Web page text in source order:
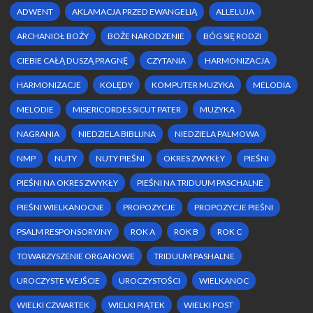
ARCHANIOŁ BOŻY BOŻE NARODZENIE BÓG SIĘ RODZI
CIEBIE CAŁĄ DUSZĄ PRAGNĘ CZYTANIA HARMONIZACJA
HARMONIZACJE KOLĘDY KOMPUTER MUZYKA MELODIA
MELODIE MISERICORDES SICUT PATER MUZYKA
NAGRANIA NIEDZIELA BIBLIJNA NIEDZIELA PALMOWA
NMP NUTY NUTY PIEŚNI OKRES ZWYKŁY PIEŚNI
PIEŚNI NA OKRES ZWYKŁY PIEŚNI NA TRIDUUM PASCHALNE
PIEŚNI WIELKANOCNE PROPOZYCJE PROPOZYCJE PIEŚNI
PSALM RESPONSORYJNY ROK A ROK B ROK C
TOWARZYSZENIE ORGANOWE TRIDUUM PASHALNE
UROCZYSTE WEJŚCIE UROCZYSTOŚCI WIELKANOC
WIELKI CZWARTEK WIELKI PIĄTEK WIELKI POST
WIELKI TYDZIEŃ WORD WŚRÓD NOCNEJ CISZY